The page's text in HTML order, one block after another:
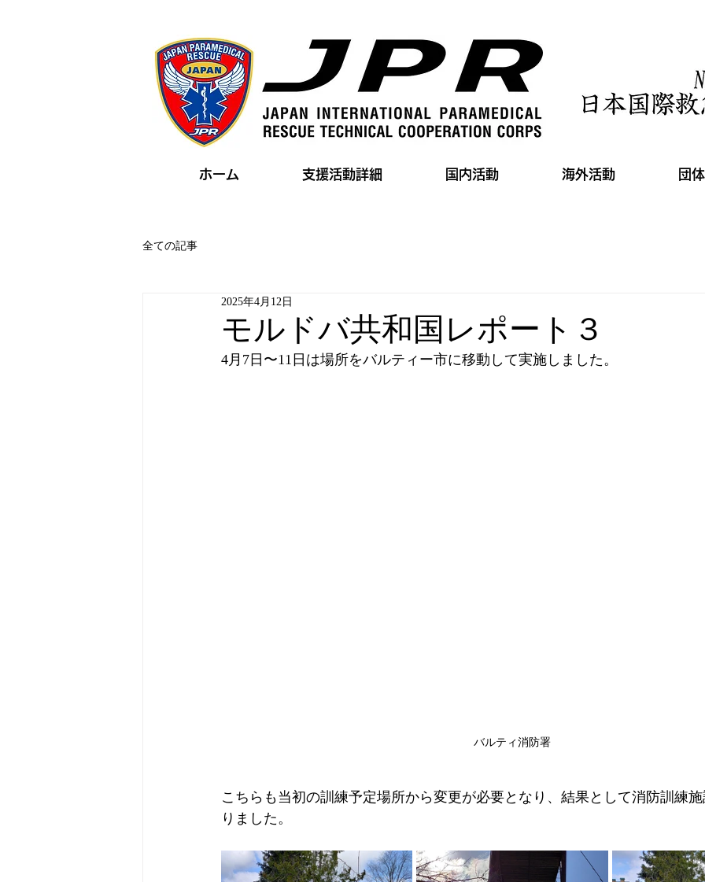
ホーム 支援活動詳細 国内活動 海外活動 団
全ての記事
モルドバ共和国レポート３
2025年4月12日
4月7日〜11日は場所をバルティー市に移動して実施しました。
バルティ消防署
こちらも当初の訓練予定場所から変更が必要となり、結果として消防訓練
りました。